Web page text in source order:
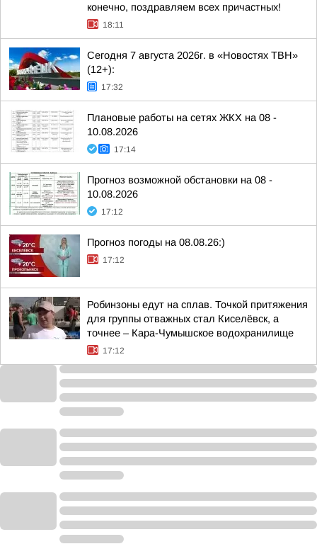
конечно, поздравляем всех причастных!
18:11
Сегодня 7 августа 2026г. в «Новостях ТВН»
(12+):
17:32
Плановые работы на сетях ЖКХ на 08 -
10.08.2026
17:14
Прогноз возможной обстановки на 08 -
10.08.2026
17:12
Прогноз погоды на 08.08.26:)
17:12
Робинзоны едут на сплав. Точкой притяжения
для группы отважных стал Киселёвск, а
точнее – Кара-Чумышское водохранилище
17:12